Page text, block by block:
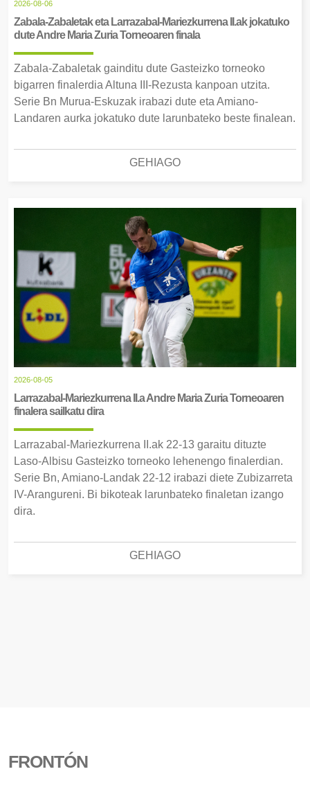
2026-08-06
Zabala-Zabaletak eta Larrazabal-Mariezkurrena II.ak jokatuko
dute Andre Maria Zuria Torneoaren finala
Zabala-Zabaletak gainditu dute Gasteizko torneoko
bigarren finalerdia Altuna III-Rezusta kanpoan utzita.
Serie Bn Murua-Eskuzak irabazi dute eta Amiano-
Landaren aurka jokatuko dute larunbateko beste finalean.
GEHIAGO
2026-08-05
Larrazabal-Mariezkurrena II.a Andre Maria Zuria Torneoaren
finalera sailkatu dira
Larrazabal-Mariezkurrena II.ak 22-13 garaitu dituzte
Laso-Albisu Gasteizko torneoko lehenengo finalerdian.
Serie Bn, Amiano-Landak 22-12 irabazi diete Zubizarreta
IV-Arangureni. Bi bikoteak larunbateko finaletan izango
dira.
GEHIAGO
FRONTÓN